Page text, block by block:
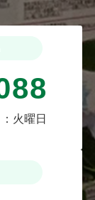
火曜日